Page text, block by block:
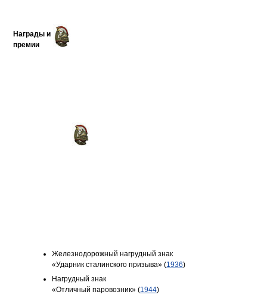
Награды и
премии
Железнодорожный нагрудный знак
«Ударник сталинского призыва» (1936)
Нагрудный знак
«Отличный паровозник» (1944)